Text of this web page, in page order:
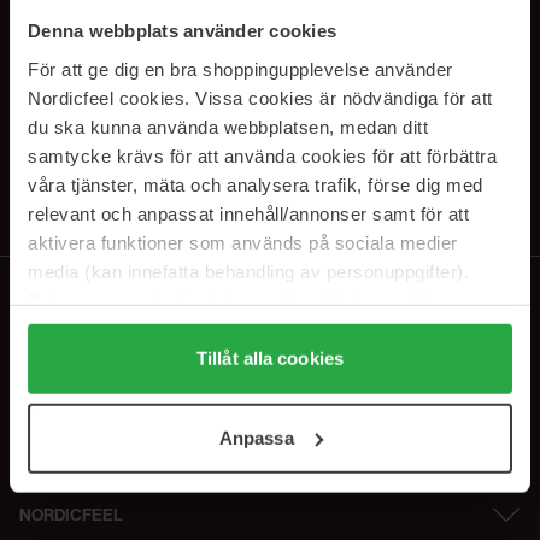
Denna webbplats använder cookies
För att ge dig en bra shoppingupplevelse använder
Nordicfeel cookies. Vissa cookies är nödvändiga för att
du ska kunna använda webbplatsen, medan ditt
samtycke krävs för att använda cookies för att förbättra
våra tjänster, mäta och analysera trafik, förse dig med
relevant och anpassat innehåll/annonser samt för att
aktivera funktioner som används på sociala medier
media (kan innefatta behandling av personuppgifter).
Genom att trycka på "Tillåt alla cookies" accepterar du
alla cookies, medan du under "Detaljer" kan anpassa
användningen av cookies. Du kan när som helst återkalla
samt vår Integritetspolicy.
Tillåt alla cookies
Anpassa
SUBSCRIBE TO OUR
NEWSLETTER
Sähköposti
Tilaamalla hyväksyttietosuojakäytäntömme. Peruuta tilaus milloin
NORDICFEEL